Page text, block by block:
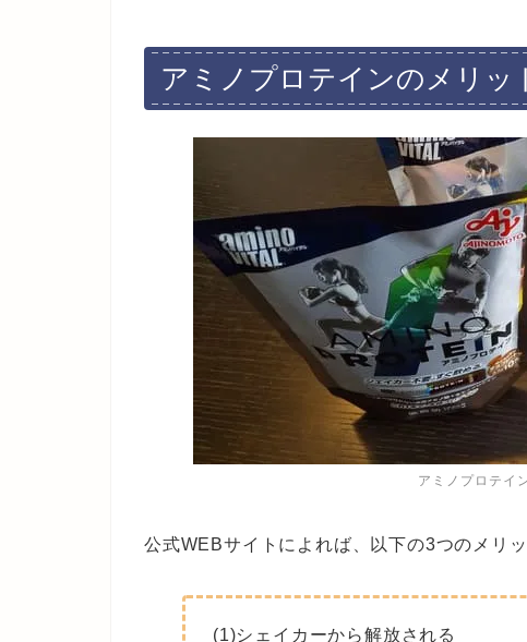
アミノプロテインのメリッ
アミノプロテイ
公式WEBサイトによれば、以下の3つのメリ
(1)シェイカーから解放される